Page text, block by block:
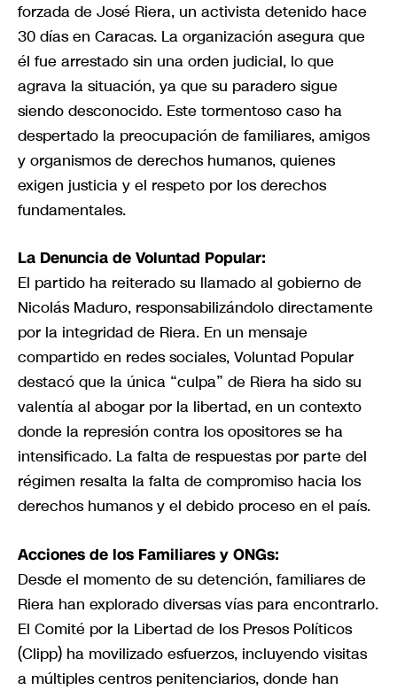
forzada de José Riera, un activista detenido hace
30 días en Caracas. La organización asegura que
él fue arrestado sin una orden judicial, lo que
agrava la situación, ya que su paradero sigue
siendo desconocido. Este tormentoso caso ha
despertado la preocupación de familiares, amigos
y organismos de derechos humanos, quienes
exigen justicia y el respeto por los derechos
fundamentales.
La Denuncia de Voluntad Popular:
El partido ha reiterado su llamado al gobierno de
Nicolás Maduro, responsabilizándolo directamente
por la integridad de Riera. En un mensaje
compartido en redes sociales, Voluntad Popular
destacó que la única “culpa” de Riera ha sido su
valentía al abogar por la libertad, en un contexto
donde la represión contra los opositores se ha
intensificado. La falta de respuestas por parte del
régimen resalta la falta de compromiso hacia los
derechos humanos y el debido proceso en el país.
Acciones de los Familiares y ONGs:
Desde el momento de su detención, familiares de
Riera han explorado diversas vías para encontrarlo.
El Comité por la Libertad de los Presos Políticos
(Clipp) ha movilizado esfuerzos, incluyendo visitas
a múltiples centros penitenciarios, donde han